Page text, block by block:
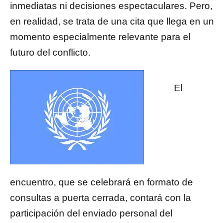
inmediatas ni decisiones espectaculares. Pero,
en realidad, se trata de una cita que llega en un
momento especialmente relevante para el
futuro del conflicto.
El
encuentro, que se celebrará en formato de
consultas a puerta cerrada, contará con la
participación del enviado personal del